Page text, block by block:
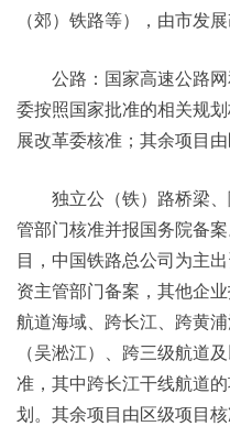
（郊）铁路等），由市发展
公路：国家高速公路网
委按照国家批准的相关规
展改革委核准；其余项目
独立公（铁）路桥梁、
管部门核准并报国务院备
目，中国铁路总公司为主
资主管部门备案，其他企
航道海域、跨长江、跨黄
（吴淞江）、跨三级航道
准，其中跨长江干线航道
划。其余项目由区级项目核